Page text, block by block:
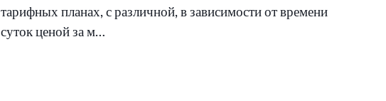
тарифных планах, с различной, в зависимости от времени
суток ценой за м…